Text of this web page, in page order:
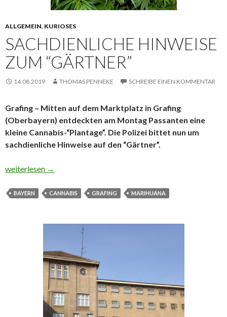
ALLGEMEIN, KURIOSES
SACHDIENLICHE HINWEISE
ZUM “GÄRTNER”
14.08.2019 THOMAS PENNEKE SCHREIBE EINEN KOMMENTAR
Grafing – Mitten auf dem Marktplatz in Grafing
(Oberbayern) entdeckten am Montag Passanten eine
kleine Cannabis-“Plantage”. Die Polizei bittet nun um
sachdienliche Hinweise auf den “Gärtner”.
Sachdienliche Hinweise zum “Gärtner”
weiterlesen →
BAYERN CANNABIS GRAFING MARIHUANA